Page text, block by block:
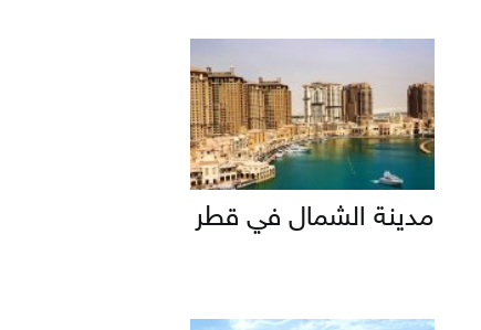
مدينة الشمال في قطر